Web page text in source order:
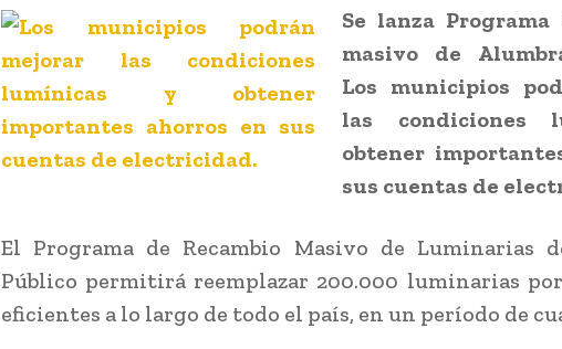
Se lanza Programa
masivo de
Los municipios
las condiciones
obtener
sus cuentas de
El Programa de Recambio Masivo de Luminarias
Público permitirá reemplazar 200.000 luminarias
eficientes a lo largo de todo el país, en un período de